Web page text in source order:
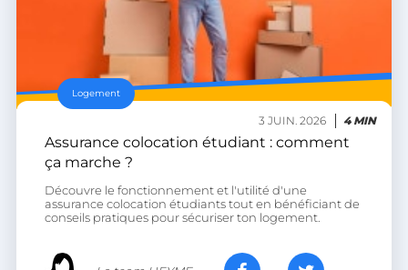
3 JUIN. 2026 4 MIN
Logement
Assurance colocation étudiant : comment
ça marche ?
Découvre le fonctionnement et l'utilité d'une
assurance colocation étudiants tout en bénéficiant de
conseils pratiques pour sécuriser ton logement.
Services Limited
.accounts.livechatinc.com
heyme_session
worldpass.heyme.care
__oauth_redirect_detector